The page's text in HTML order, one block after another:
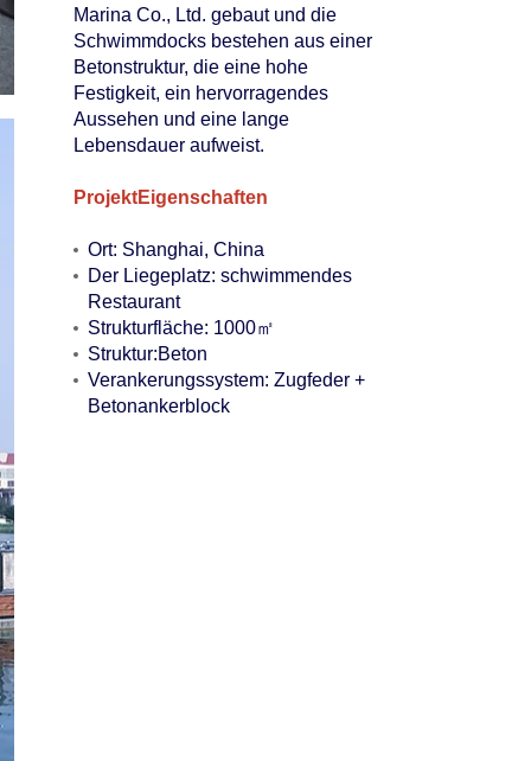
Marina Co., Ltd. gebaut und die
Schwimmdocks bestehen aus einer
Betonstruktur, die eine hohe
Festigkeit, ein hervorragendes
Aussehen und eine lange
Lebensdauer aufweist.
ProjektEigenschaften
Ort: Shanghai, China
Der Liegeplatz: schwimmendes
Restaurant
Strukturfläche: 1000㎡
Struktur:Beton
Verankerungssystem: Zugfeder +
Betonankerblock